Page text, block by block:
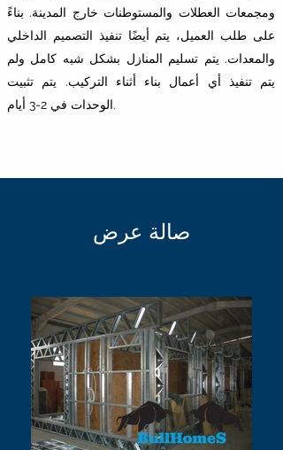
ومجمعات العطلات والمستوطنات خارج المدينة. بناءً
على طلب العميل، يتم أيضًا تنفيذ التصميم الداخلي
والمعدات. يتم تسليم المنازل بشكل شبه كامل ولم
يتم تنفيذ أي أعمال بناء أثناء التركيب. يتم تثبيت
الوحدات في 2-3 أيام.
صالة عرض